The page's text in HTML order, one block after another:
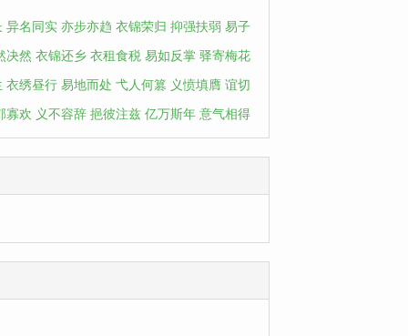
异名同实 亦步亦趋 衣锦荣归 抑强扶弱 易子
决然 衣锦还乡 衣租食税 易如反掌 驿寄梅花
衣绣昼行 易地而处 弋人何篡 义愤填膺 谊切
寡欢 义不容辞 挹彼注兹 亿万斯年 意气相得